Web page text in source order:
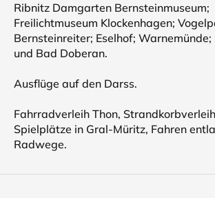
Ribnitz Damgarten Bernsteinmuseum;
Freilichtmuseum Klockenhagen;
Bernsteinreiter; Eselhof; Warnemünde;
und Bad Doberan.
Ausflüge auf den Darss.
Fahrradverleih Thon,
Spielplätze in Gral-Müritz, Fahren
Radwege.